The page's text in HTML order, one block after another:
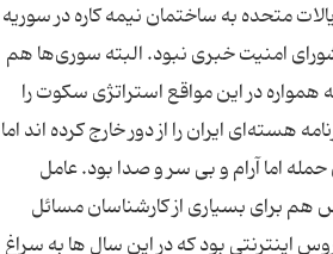
متحده به ساختمان نیمه کاره در سوریه
امنیت خبری نبود. البته سوری‌ها هم
در این مواقع استراتژی سکوت را
ایران را از دور خارج کرده اند اما
سومین حمله اما آرام و بی سر و صدا بود. عامل
برای بسیاری از کارشناسان مسائل
بود که در این سال ها به سراغ